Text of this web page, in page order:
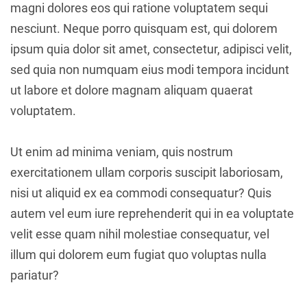
magni dolores eos qui ratione voluptatem sequi
nesciunt. Neque porro quisquam est, qui dolorem
ipsum quia dolor sit amet, consectetur, adipisci velit,
sed quia non numquam eius modi tempora incidunt
ut labore et dolore magnam aliquam quaerat
voluptatem.
Ut enim ad minima veniam, quis nostrum
exercitationem ullam corporis suscipit laboriosam,
nisi ut aliquid ex ea commodi consequatur? Quis
autem vel eum iure reprehenderit qui in ea voluptate
velit esse quam nihil molestiae consequatur, vel
illum qui dolorem eum fugiat quo voluptas nulla
pariatur?